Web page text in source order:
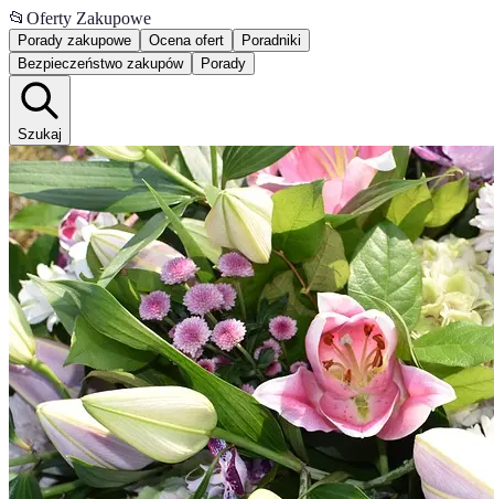
📂 Oferty Zakupowe
Porady zakupowe Ocena ofert
Poradniki
Bezpieczeństwo zakupów
Porady
Szukaj